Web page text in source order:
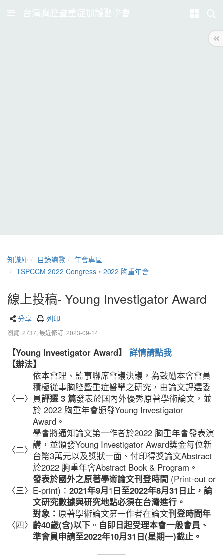
台灣胸腔暨重症加護醫學會
知識庫 目錄總覽
年會專區
TSPCCM 2022 Congress，2022 胸重年會
線上投稿- Young Investigator Award
分享 列印
瀏覽: 2737, 最近修訂: 2023-09-14
【Young Investigator Award】
詳情請點我
【辦法】
〈一〉
依本會理、監事聯席會議決議，為鼓勵本會會員
積極從事胸腔暨重症醫學之研究，由論文評選委
員評選 3 篇發表於國內外優秀原著學術論文，並
於 2022 胸重年會頒發Young Investigator
Award。
〈二〉
學會將通知論文第一作者於2022 胸重年會發表演
講，並頒發Young Investigator Award獎金每位新
台幣3萬元以及獎狀一面、付印得獎論文Abstract
於2022 胸重年會Abstract Book & Program。
〈三〉
發表於國外之原著學術論文刊登時間 (Print-out or
E-print)： 2021年9月1日至2022年8月31日止，論
文研究數據與研究地點必須在台灣進行。
〈四〉
對象： 原著學術論文第一作者在論文刊登時間年
齡40歲(含)以下 。 自即日起受理本會一般會員、
準會員申請至2022年10月31日(星期一)截止。